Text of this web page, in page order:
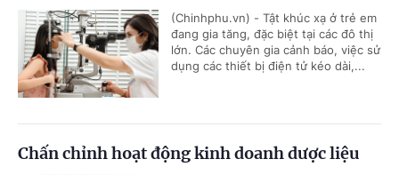
(Chinhphu.vn) - Tật khúc xạ ở trẻ em
đang gia tăng, đặc biệt tại các đô thị
lớn. Các chuyên gia cảnh báo, việc sử
dụng các thiết bị điện tử kéo dài,...
Chấn chỉnh hoạt động kinh doanh dược liệu